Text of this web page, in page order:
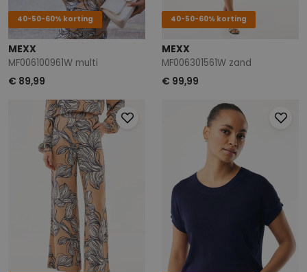
40-50-60% korting
MEXX
MF006100961W multi
€ 89,99
40-50-60% korting
MEXX
MF006301561W zand
€ 99,99